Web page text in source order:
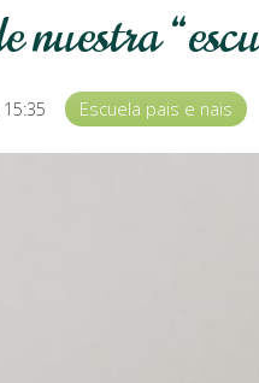
nuestra
Escuela pais e nais